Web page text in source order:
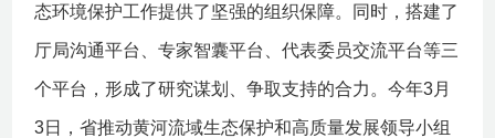
态环境保护工作提供了坚强的组织保障。同时，搭建了
厅局沟通平台、专家智囊平台、代表委员交流平台等三
个平台，形成了研究谋划、争取支持的合力。今年3月
3日，省推动黄河流域生态保护和高质量发展领导小组